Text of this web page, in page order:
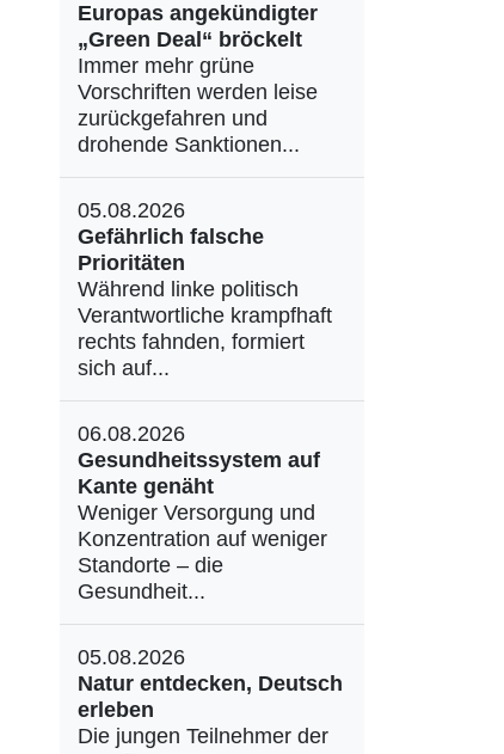
Europas angekündigter
„Green Deal“ bröckelt
Immer mehr grüne
Vorschriften werden leise
zurückgefahren und
drohende Sanktionen...
05.08.2026
Gefährlich falsche
Prioritäten
Während linke politisch
Verantwortliche krampfhaft
rechts fahnden, formiert
sich auf...
06.08.2026
Gesundheitssystem auf
Kante genäht
Weniger Versorgung und
Konzentration auf weniger
Standorte – die
Gesundheit...
05.08.2026
Natur entdecken, Deutsch
erleben
Die jungen Teilnehmer der